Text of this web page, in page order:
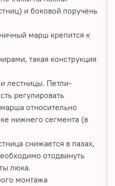
и боковой поручень
марш крепится к
такая конструкция
лестницы. Петли-
регулировать
относительно
нижнего сегмента (в
снижается в пазах,
отодвинуть
люка.
монтажа